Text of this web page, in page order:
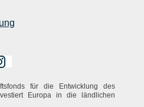
für die Entwicklung des
Europa in die ländlichen